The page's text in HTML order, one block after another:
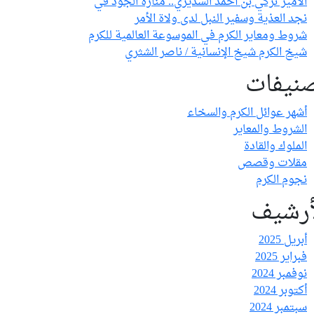
نجد العذية وسفير النبل لدى ولاة الأمر
شروط ومعاير الكرم في الموسوعة العالمية للكرم
شيخ الكرم شيخ الإنسانية / ناصر الشثري
أشهر عوائل الكرم والسخاء
الشروط والمعاير
الملوك والقادة
مقلات وقصص
نجوم الكرم
أبريل 2025
فبراير 2025
نوفمبر 2024
أكتوبر 2024
سبتمبر 2024